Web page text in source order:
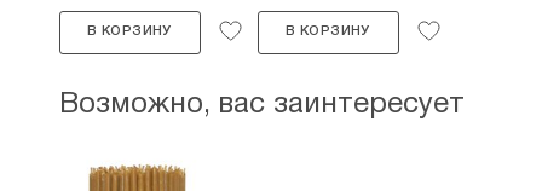
В КОРЗИНУ В КОРЗИНУ
Возможно, вас заинтересует